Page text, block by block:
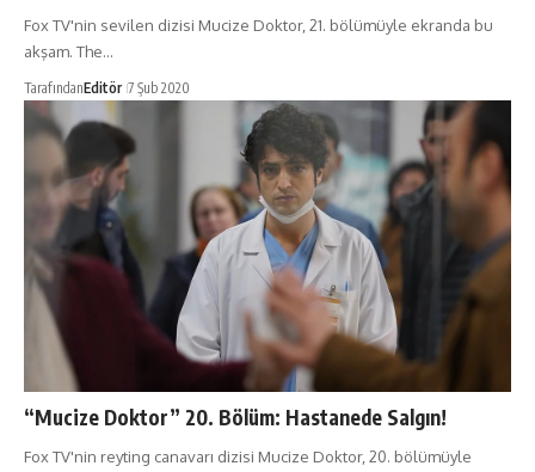
Fox TV'nin sevilen dizisi Mucize Doktor, 21. bölümüyle ekranda bu
akşam. The…
TarafındanEditör 7 Şub 2020
“Mucize Doktor” 20. Bölüm: Hastanede Salgın!
Fox TV'nin reyting canavarı dizisi Mucize Doktor, 20. bölümüyle